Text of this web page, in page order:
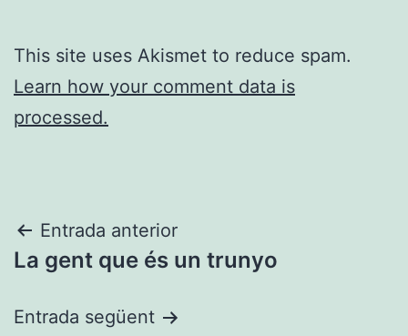
This site uses Akismet to reduce spam.
Learn how your comment data is
processed.
Navegació
d'entrades
Entrada anterior
La gent que és un trunyo
Entrada següent